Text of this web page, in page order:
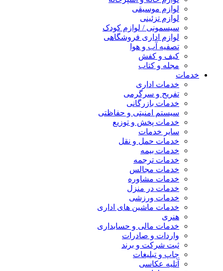
لوازم موسیقی
لوازم تزئینی
سیسمونی / لوازم کودک
لوازم اداری فروشگاهی
تصفیه آب و هوا
کیف و کفش
مجله و کتاب
خدمات
خدمات اداری
تفریح و سرگرمی
خدمات بازرگانی
سیستم امنیتی و حفاظتی
خدمات پخش و توزیع
سایر خدمات
خدمات حمل و نقل
خدمات بیمه
خدمات ترجمه
خدمات مجالس
خدمات مشاوره
خدمات در منزل
خدمات ورزشی
خدمات ماشین های اداری
هنری
خدمات مالی و حسابداری
واردات و صادرات
ثبت شرکت و برند
چاپ و تبلیغات
آتلیه عکاسی